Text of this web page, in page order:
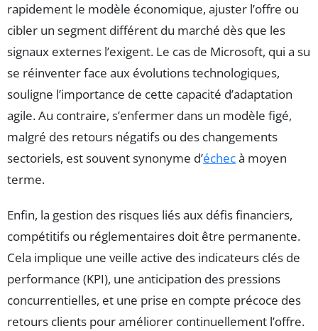
rapidement le modèle économique, ajuster l’offre ou
cibler un segment différent du marché dès que les
signaux externes l’exigent. Le cas de Microsoft, qui a su
se réinventer face aux évolutions technologiques,
souligne l’importance de cette capacité d’adaptation
agile. Au contraire, s’enfermer dans un modèle figé,
malgré des retours négatifs ou des changements
sectoriels, est souvent synonyme d’échecà moyen
terme.
Enfin, la gestion des risques liés aux défis financiers,
compétitifs ou réglementaires doit être permanente.
Cela implique une veille active des indicateurs clés de
performance (KPI), une anticipation des pressions
concurrentielles, et une prise en compte précoce des
retours clients pour améliorer continuellement l’offre.